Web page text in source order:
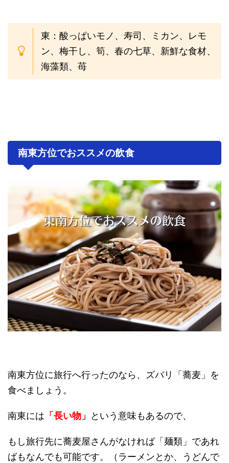
東：酸っぱいモノ、寿司、ミカン、レモ
ン、梅干し、筍、春の七草、新鮮な食材、
海藻類、苺
南東方位でおススメの飲食
南東方位に旅行へ行ったのなら、ズバリ「蕎麦」を
食べましょう。
南東には 「長い物」 という意味もあるので、
もし旅行先に蕎麦屋さんがなければ「麺類」であれ
ばもなんでも可能です。（ラーメンとか、うどんで